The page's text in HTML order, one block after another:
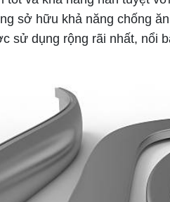
sở hữu khả năng chống
sử dụng rộng rãi nhất, nổi